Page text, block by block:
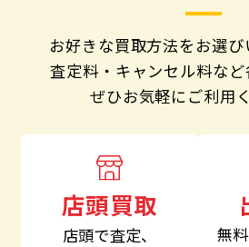
お好きな買取方法をお選び
査定料・キャンセル料など
ぜひお気軽にご利用
店頭買取
店頭で査定、 無